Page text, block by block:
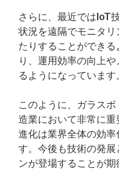
さらに、最近ではIoT
状況を遠隔でモニタ
たりすることができ
り、運用効率の向上
るようになっています
このように、ガラス
造業において非常に
進化は業界全体の効
す。今後も技術の発
ンが登場することが期